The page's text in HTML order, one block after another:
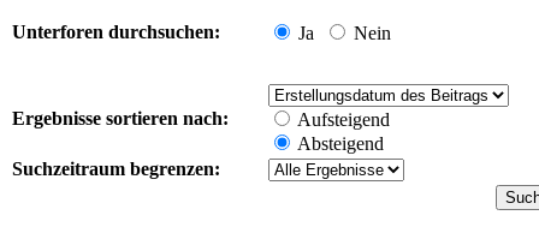
Unterforen durchsuchen: Ja Nein
Ergebnisse sortieren nach:
Aufsteigend
Absteigend
Suchzeitraum begrenzen: